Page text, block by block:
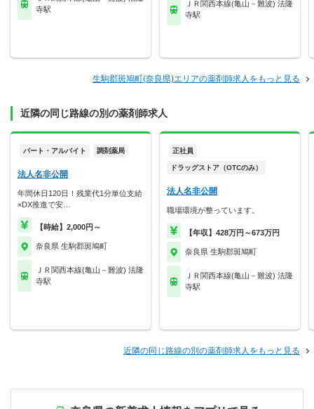
寺駅
ＪＲ関西本線(亀山－難波) 法隆
寺駅
生駒郡斑鳩町(奈良県)エリアの薬剤師求人をもっと見る
近隣の同じ路線の別の薬剤師求人
パート・アルバイト 調剤薬局
法人名非公開
年間休日120日！残業代1分単位支給
×DX推進で安…
【時給】2,000円～
奈良県 生駒郡斑鳩町
ＪＲ関西本線(亀山－難波) 法隆
寺駅
正社員
ドラッグストア（OTCのみ）
法人名非公開
職場環境が整っています。
【年収】428万円～673万円
奈良県 生駒郡斑鳩町
ＪＲ関西本線(亀山－難波) 法隆
寺駅
近隣の同じ路線の別の薬剤師求人をもっと見る